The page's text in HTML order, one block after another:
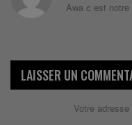
Awa c est notre
LAISSER UN
Votre